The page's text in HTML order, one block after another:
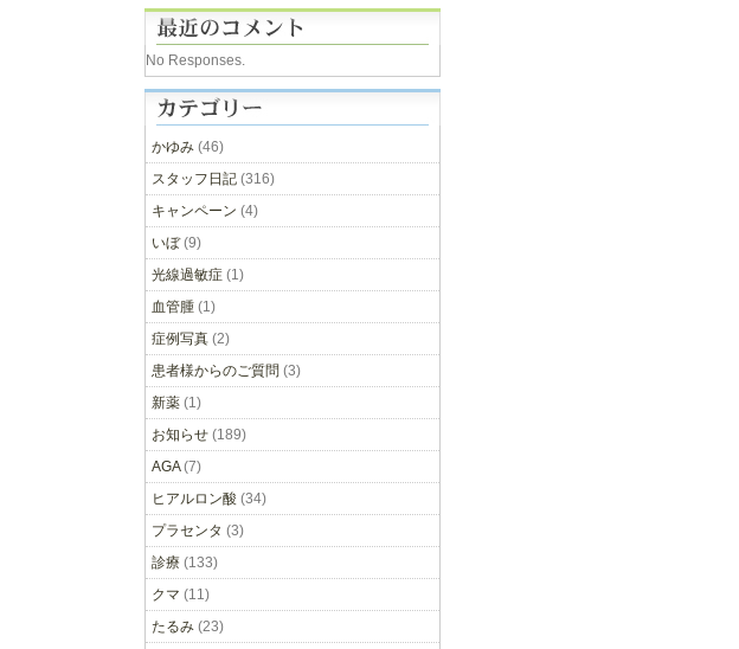
No Responses.
かゆみ (46)
スタッフ日記 (316)
キャンペーン (4)
いぼ(9)
光線過敏症 (1)
血管腫 (1)
症例写真 (2)
患者様からのご質問 (3)
新薬 (1)
お知らせ (189)
AGA(7)
ヒアルロン酸 (34)
プラセンタ (3)
診療 (133)
クマ (11)
たるみ (23)